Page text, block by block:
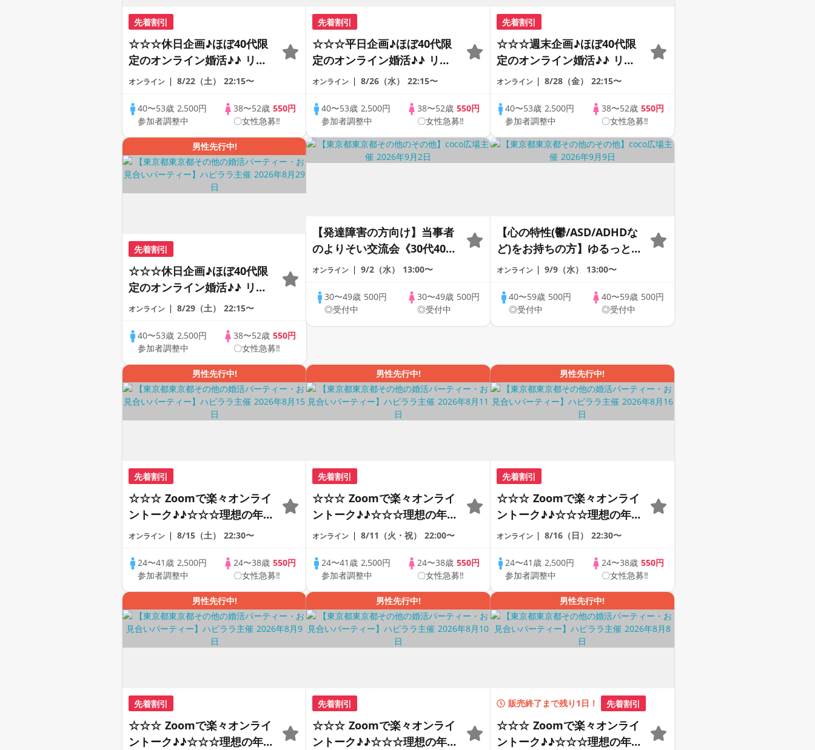
先着割引
☆☆☆休日企画♪ほぼ40代限
定のオンライン婚活♪♪ リモ
ートの出会い応援♪♪ おうち
の方が対象☆ 司会進行あり
♪♪ THE 43s ONLINE
PARTY!!
オンライン 8/22（土） 22:15〜
40〜53歳 2,500円
参加者調整中
38〜52歳 550円
〇女性急募‼
先着割引
☆☆☆平日企画♪ほぼ40代限
定のオンライン婚活♪♪ リモ
ートの出会い応援♪♪ おうち
の方が対象☆ 司会進行あり
♪♪ THE 43s ONLINE
PARTY!!
オンライン 8/26（水） 22:15〜
40〜53歳 2,500円
参加者調整中
38〜52歳550円
〇女性急募‼
先着割引
☆☆☆週末企画♪ほぼ40代限
定のオンライン婚活♪♪ リモ
ートの出会い応援♪♪ おうち
の方が対象☆ 司会進行あり
♪♪ THE 43s ONLINE
PARTY!!
オンライン 8/28（金） 22:15〜
40〜53歳2,500円
参加者調整中
38〜52歳 550円
〇女性急募‼
男性先行中!
先着割引
☆☆☆休日企画♪ほぼ40代限
定のオンライン婚活♪♪ リモ
ートの出会い応援♪♪ おうち
の方が対象☆ 司会進行あり
♪♪ THE 44s ONLINE
PARTY!!
オンライン 8/29（土） 22:15〜
40〜53歳 2,500円
参加者調整中
38〜52歳 550円
〇女性急募‼
【発達障害の方向け】当事者
のよりそい交流会《30代40代
限定》＠オンライン
オンライン 9/2（水） 13:00〜
30〜49歳 500円
◎受付中
30〜49歳 500円
◎受付中
【心の特性(鬱/ASD/ADHDな
ど)をお持ちの方】ゆるっとお
話し会《40代50代限定》＠オ
オンライン 9/9（水） 13:00〜
40〜59歳 500円
◎受付中
40〜59歳 500円
◎受付中
男性先行中!
先着割引
☆☆☆ Zoomで楽々オンライ
ントーク♪♪☆☆☆理想の年の
差♪♪ そろそろ・・・素敵な
アルなオンライン婚活☆全国
の方が対象☆司会進行あり♪♪
オンライン 8/15（土） 22:30〜
24〜41歳 2,500円
参加者調整中
24〜38歳 550円
〇女性急募‼
男性先行中!
先着割引
☆☆☆ Zoomで楽々オンライ
ントーク♪♪☆☆☆理想の年の
差♪♪ そろそろ・・・素敵な
アルなオンライン婚活☆全国
の方が対象☆司会進行あり♪♪
オンライン 8/11（火・祝） 22:00〜
24〜41歳 2,500円
参加者調整中
24〜38歳550円
〇女性急募‼
男性先行中!
先着割引
☆☆☆ Zoomで楽々オンライ
ントーク♪♪☆☆☆理想の年の
差♪♪ そろそろ・・・素敵な
アルなオンライン婚活☆全国
の方が対象☆司会進行あり♪♪
オンライン 8/16（日） 22:30〜
24〜41歳2,500円
参加者調整中
24〜38歳 550円
〇女性急募‼
男性先行中!
先着割引
☆☆☆ Zoomで楽々オンライ
ントーク♪♪☆☆☆理想の年の
男性先行中!
先着割引
☆☆☆ Zoomで楽々オンライ
ントーク♪♪☆☆☆理想の年の
男性先行中!
販売終了まで残り1日！ 先着割引
☆☆☆ Zoomで楽々オンライ
ントーク♪♪☆☆☆理想の年の